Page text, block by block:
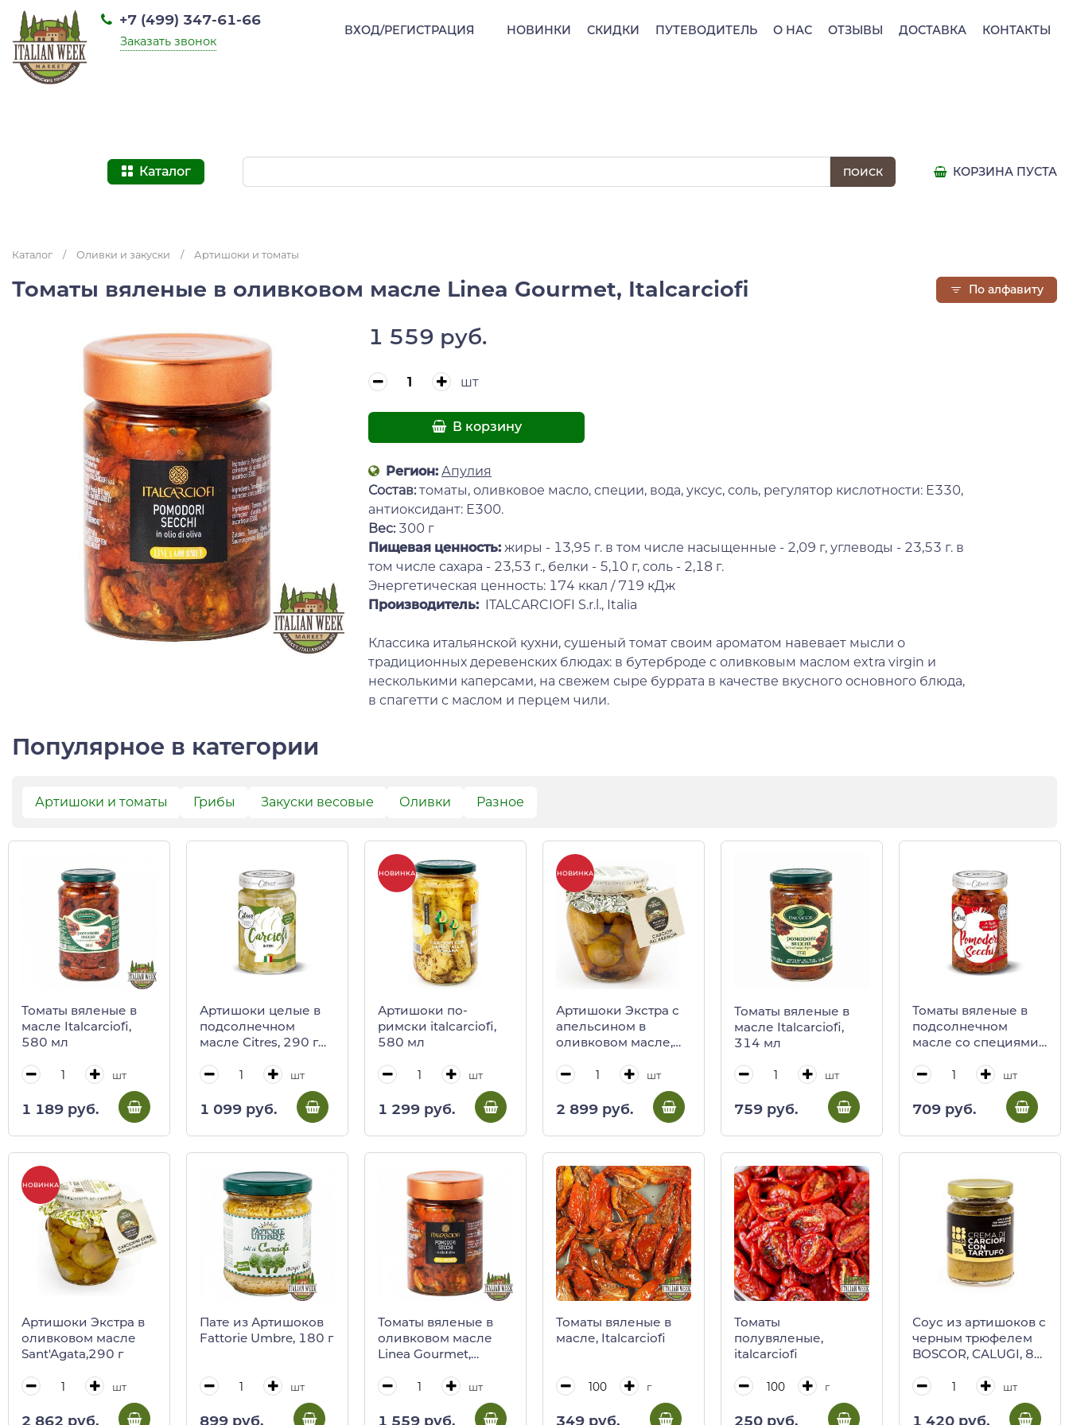
НОВИНКИ СКИДКИ ПУТЕВОДИТЕЛЬ О НАС ОТЗЫВЫ ДОСТАВКА КОНТАКТЫ
+7 (499) 347-61-66
Заказать звонок
ВХОД/РЕГИСТРАЦИЯ
Каталог КОРЗИНА ПУСТА
Каталог / Оливки и закуски / Артишоки и томаты
Томаты вяленые в оливковом масле Linea Gourmet, Italcarciofi
1 559 руб.
шт
В корзину
Регион: Апулия
Состав:томаты, оливковое масло, специи, вода, уксус, соль, регулятор кислотности: E330,
антиоксидант: Е300.
Вес:300 г
Пищевая ценность: жиры - 13,95 г. в том числе насыщенные - 2,09 г, углеводы - 23,53 г. в
том числе сахара - 23,53 г., белки - 5,10 г, соль - 2,18 г.
Энергетическая ценность: 174 ккал / 719 кДж
Производитель: ITALCARCIOFI S.r.l., Italia
Классика итальянской кухни, сушеный томат своим ароматом навевает мысли о
традиционных деревенских блюдах: в бутерброде с оливковым маслом extra virgin и
несколькими каперсами, на свежем сыре буррата в качестве вкусного основного блюда,
в спагетти с маслом и перцем чили.
Популярное в категории
По алфавиту
Артишоки и томаты Грибы Закуски весовые Оливки Разное
Томаты вяленые в
масле Italcarciofi,
580 мл
шт
1 189 руб.
Артишоки целые в
подсолнечном
масле Citres, 290 г
шт
1 099 руб.
НОВИНКА
Артишоки по-
римски italcarciofi,
580 мл
шт
1 299 руб.
НОВИНКА
Артишоки Экстра с
апельсином в
оливковом масле,
(ст/б)
шт
2 899 руб.
Томаты вяленые в
масле Italcarciofi,
314 мл
шт
759 руб.
Томаты вяленые в
подсолнечном
масле со специями
шт
709 руб.
НОВИНКА
Артишоки Экстра в
оливковом масле
Sant'Agata,290 г
шт
2 862 руб.
Пате из Артишоков
Fattorie Umbre, 180 г
шт
899 руб.
Томаты вяленые в
оливковом масле
Linea Gourmet,
шт
1 559 руб.
Томаты вяленые в
масле, Italcarciofi
г
349 руб.
Томаты
полувяленые,
italcarciofi
г
250 руб.
Соус из артишоков с
черным трюфелем
BOSCOR, CALUGI, 85
шт
1 420 руб.